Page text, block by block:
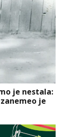
je nestala:
je